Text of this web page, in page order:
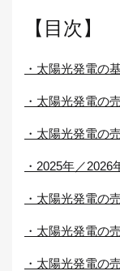
【目次】
・太陽光発電の
・太陽光発電の
・太陽光発電の
・2025年／
・太陽光発電の
・太陽光発電の
・太陽光発電の